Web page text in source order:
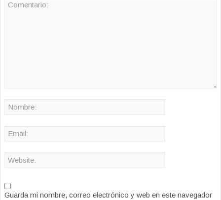
Guarda mi nombre, correo electrónico y web en este navegador